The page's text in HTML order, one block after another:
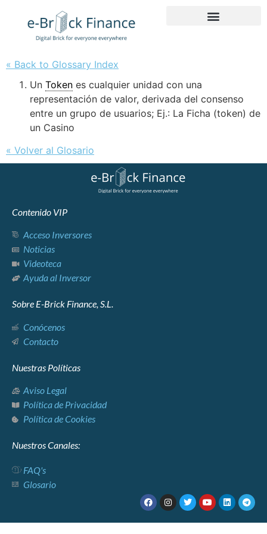
« Back to Glossary Index
Un Token es cualquier unidad con una
representación de valor, derivada del consenso
entre un grupo de usuarios; Ej.: La Ficha (token) de
un Casino
« Volver al Glosario
Contenido VIP
Acceso Inversores
Noticias
Videoteca
Ayuda al Inversor
Sobre E-Brick Finance, S.L.
Conócenos
Contacto
Nuestras Políticas
Aviso Legal
Política de Privacidad
Política de Cookies
Nuestros Canales:
FAQ's
Glosario